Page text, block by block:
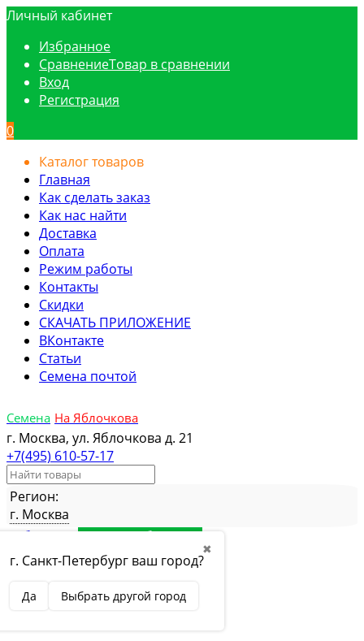
Личный кабинет
Избранное
СравнениеТовар в сравнении
Вход
Регистрация
0
Каталог товаров
Главная
Как сделать заказ
Как нас найти
Доставка
Оплата
Режим работы
Контакты
Скидки
СКАЧАТЬ ПРИЛОЖЕНИЕ
ВКонтакте
Статьи
Семена почтой
Семена На Яблочкова
г. Москва, ул. Яблочкова д. 21
+7(495) 610-57-17
Регион:
г. Москва
✖
г. Санкт-Петербург ваш город?
Да Выбрать другой город
Избранное Товар в избранном
СравнениеТовар в сравнении
Вход
Вход